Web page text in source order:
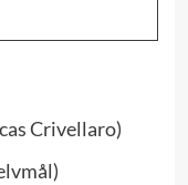
Crivellaro)